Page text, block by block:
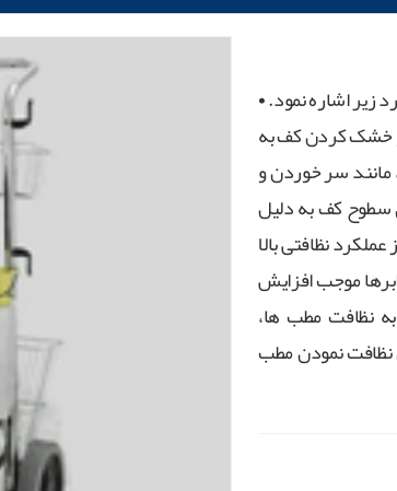
زیر اشاره نمود. •
و خشک کردن کف به
مانند سر خوردن و
سطوح کف به دلیل
نظافتی بالا
موجب افزایش
نظافت مطب ها،
نظافت نمودن مطب